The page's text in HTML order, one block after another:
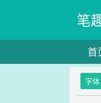
笔
首
字体